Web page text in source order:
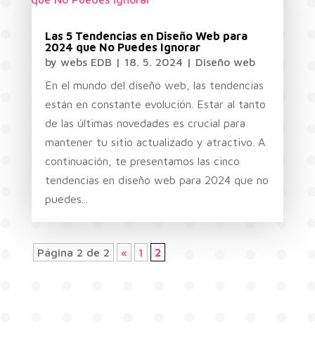
Las 5 Tendencias en Diseño Web para
2024 que No Puedes Ignorar
by webs EDB | 18. 5. 2024 | Diseño web
En el mundo del diseño web, las tendencias
están en constante evolución. Estar al tanto
de las últimas novedades es crucial para
mantener tu sitio actualizado y atractivo. A
continuación, te presentamos las cinco
tendencias en diseño web para 2024 que no
puedes...
Página 2 de 2 « 1 2